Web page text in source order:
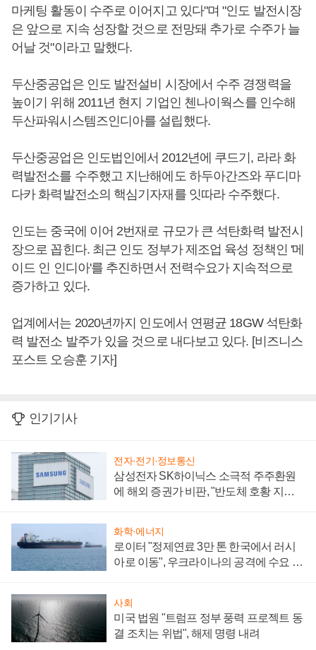
마케팅 활동이 수주로 이어지고 있다"며 "인도 발전시장
은 앞으로 지속 성장할 것으로 전망돼 추가로 수주가 늘
어날 것"이라고 말했다.
두산중공업은 인도 발전설비 시장에서 수주 경쟁력을
높이기 위해 2011년 현지 기업인 첸나이웍스를 인수해
두산파워시스템즈인디아를 설립했다.
두산중공업은 인도법인에서 2012년에 쿠드기, 라라 화
력발전소를 수주했고 지난해에도 하두아간즈와 푸디마
다카 화력발전소의 핵심기자재를 잇따라 수주했다.
인도는 중국에 이어 2번재로 규모가 큰 석탄화력 발전시
장으로 꼽힌다. 최근 인도 정부가 제조업 육성 정책인 '메
이드 인 인디아'를 추진하면서 전력수요가 지속적으로
증가하고 있다.
업계에서는 2020년까지 인도에서 연평균 18GW 석탄화
력 발전소 발주가 있을 것으로 내다보고 있다. [비즈니스
포스트 오승훈 기자]
인기기사
전자·전기·정보통신
삼성전자 SK하이닉스 소극적 주주환원
에 해외 증권가 비판, "반도체 호황 지속
화학·에너지
로이터 "정제연료 3만 톤 한국에서 러시
아로 이동", 우크라이나의 공격에 수요 늘
사회
미국 법원 "트럼프 정부 풍력 프로젝트 동
결 조치는 위법", 해제 명령 내려